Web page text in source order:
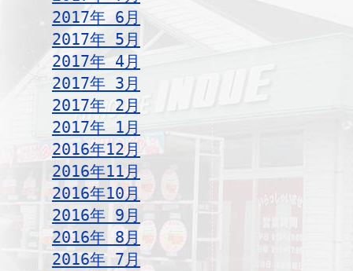
2017年 6月
2017年 5月
2017年 4月
2017年 3月
2017年 2月
2017年 1月
2016年12月
2016年11月
2016年10月
2016年 9月
2016年 8月
2016年 7月